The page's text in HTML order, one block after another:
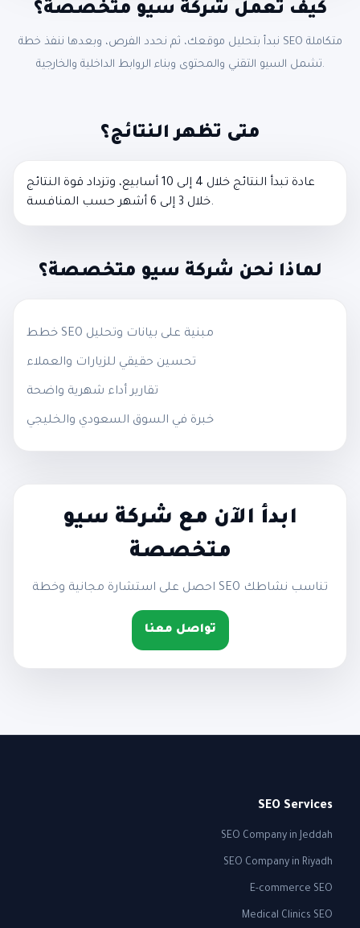
كيف تعمل شركة سيو متخصصة؟
نبدأ بتحليل موقعك، ثم نحدد الفرص، وبعدها ننفذ خطة SEO متكاملة
تشمل السيو التقني والمحتوى وبناء الروابط الداخلية والخارجية.
متى تظهر النتائج؟
عادة تبدأ النتائج خلال 4 إلى 10 أسابيع، وتزداد قوة النتائج
خلال 3 إلى 6 أشهر حسب المنافسة.
لماذا نحن شركة سيو متخصصة؟
خطط SEO مبنية على بيانات وتحليل
تحسين حقيقي للزيارات والعملاء
تقارير أداء شهرية واضحة
خبرة في السوق السعودي والخليجي
ابدأ الآن مع شركة سيو
متخصصة
احصل على استشارة مجانية وخطة SEO تناسب نشاطك
تواصل معنا
SEO Services
SEO Company in Jeddah
SEO Company in Riyadh
E-commerce SEO
Medical Clinics SEO